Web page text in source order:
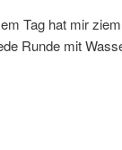
Tag hat mir
Runde mit